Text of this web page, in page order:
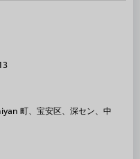
町、宝安区、深セン、中